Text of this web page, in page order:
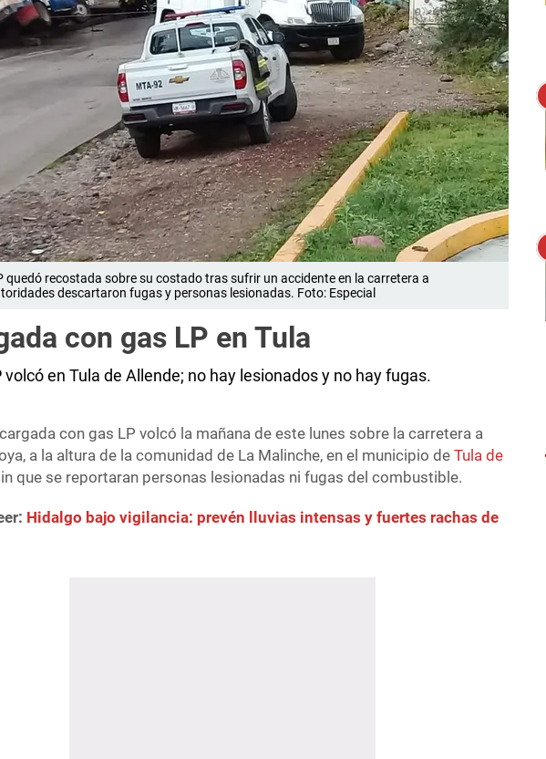
quedó recostada sobre su costado tras sufrir un accidente en la carretera a
descartaron fugas y personas lesionadas. Foto: Especial
con gas LP en Tula
en Tula de Allende; no hay lesionados y no hay fugas.
con gas LP volcó la mañana de este lunes sobre la carretera a
a la altura de la comunidad de La Malinche, en el municipio deTula de
que se reportaran personas lesionadas ni fugas del combustible.
Hidalgo bajo vigilancia: prevén lluvias intensas y fuertes rachas de